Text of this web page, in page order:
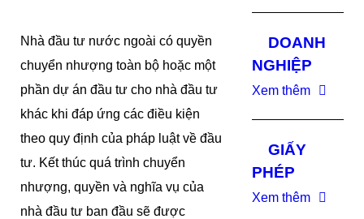
Nhà đầu tư nước ngoài có quyền
chuyển nhượng toàn bộ hoặc một
phần dự án đầu tư cho nhà đầu tư
khác khi đáp ứng các điều kiện
theo quy định của pháp luật về đầu
tư. Kết thúc quá trình chuyển
nhượng, quyền và nghĩa vụ của
nhà đầu tư ban đầu sẽ được
DOANH
NGHIỆP
Xem thêm
GIẤY
PHÉP
Xem thêm